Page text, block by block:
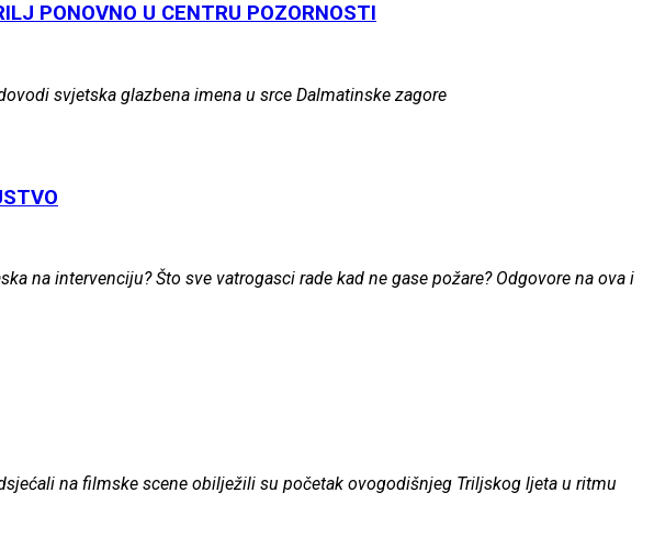
PONOVNO U CENTRU POZORNOSTI
svjetska glazbena imena u srce Dalmatinske zagore
na intervenciju? Što sve vatrogasci rade kad ne gase požare? Odgovore na ova i
na filmske scene obilježili su početak ovogodišnjeg Triljskog ljeta u ritmu